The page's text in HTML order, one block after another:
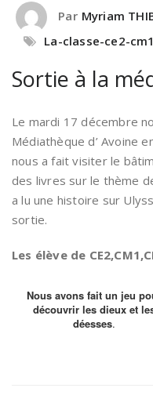
Par Myriam
La-classe-ce2-
Sortie à la
Le mardi 17 décembre
Médiathèque d’ Avoine
nous a fait visiter le
des livres sur le thème
a lu une histoire sur
sortie.
Les élève de
Nous avons fait un jeu
découvrir les dieux et
déesses.